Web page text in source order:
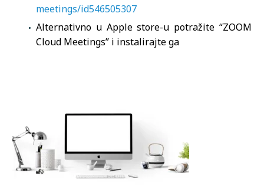
meetings/id546505307
Alternativno u Apple store-u potražite “ZOOM
Cloud Meetings” i instalirajte ga